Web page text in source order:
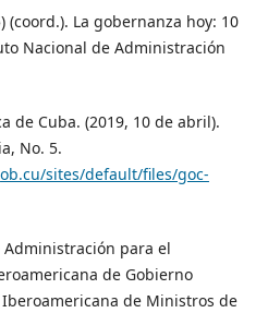
(coord.). La gobernanza hoy: 10
Nacional de Administración
de Cuba. (2019, 10 de abril).
No. 5.
sites/default/files/goc-
para el
de Gobierno
de Ministros de